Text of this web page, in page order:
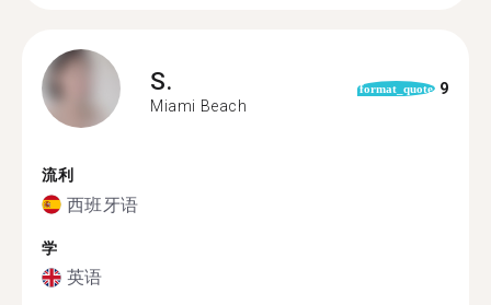
S.
Miami Beach
format_quote 9
流利
西班牙语
学
英语